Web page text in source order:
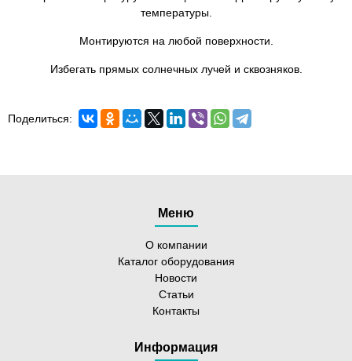
температуры.
Монтируются на любой поверхности.
Избегать прямых солнечных лучей и сквозняков.
Поделиться:
Меню
О компании
Каталог оборудования
Новости
Статьи
Контакты
Информация